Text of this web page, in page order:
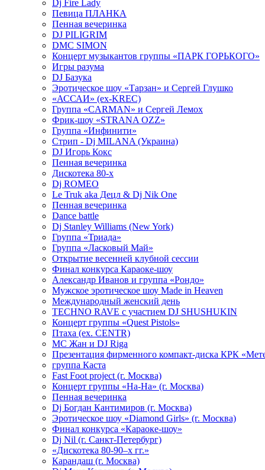
Dj Fire Lady
Певица ПЛАНКА
Пенная вечеринка
DJ PILIGRIM
DMC SIMON
Концерт музыкантов группы «ПАРК ГОРЬКОГО»
Игры разума
DJ Базука
Эротическое шоу «Тарзан» и Сергей Глушко
«АССАИ» (ex-KREC)
Группа «CARMAN» и Сергей Лемох
Фрик-шоу «STRANA OZZ»
Группа «Инфинити»
Стрип - Dj MILANA (Украина)
DJ Игорь Кокс
Пенная вечеринка
Дискотека 80-х
Dj ROMEO
Le Truk aka Децл & Dj Nik One
Пенная вечеринка
Dance battle
Dj Stanley Williams (New York)
Группа «Триада»
Группа «Ласковый Май»
Открытие весенней клубной сессии
Финал конкурса Караоке-шоу
Александр Иванов и группа «Рондо»
Мужское эротическое шоу Made in Heaven
Международный женский день
TECHNO RAVE с участием DJ SHUSHUKIN
Концерт группы «Quest Pistols»
Птаха (ex. CENTR)
МС Жан и DJ Riga
Презентация фирменного компакт-диска КРК
группа Каста
Fast Foot project (г. Москва)
Концерт группы «На-На» (г. Москва)
Пенная вечеринка
Dj Богдан Кантимиров (г. Москва)
Эротическое шоу «Diamond Girls» (г. Москва)
Финал конкурса «Караоке-шоу»
Dj Nil (г. Санкт-Петербург)
«Дискотека 80-90–х гг.»
Карандаш (г. Москва)